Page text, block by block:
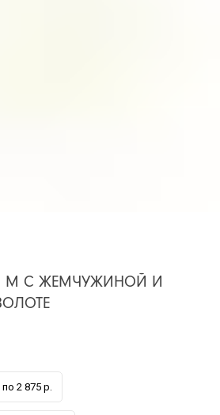
M С ЖЕМЧУЖИНОЙ И
2 875 р.